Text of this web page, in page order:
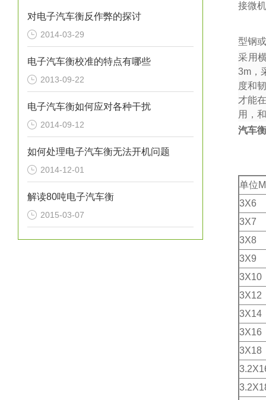
对电子汽车衡反作弊的探讨
2014-03-29
电子汽车衡校准的特点有哪些
2013-09-22
电子汽车衡如何应对各种干扰
2014-09-12
如何处理电子汽车衡无法开机问题
2014-12-01
解读80吨电子汽车衡
2015-03-07
接微
型钢
采用
3m ，
度和
才能
用，
汽车
单位M
3X6
3X7
3X8
3X9
3X10
3X12
3X14
3X16
3X18